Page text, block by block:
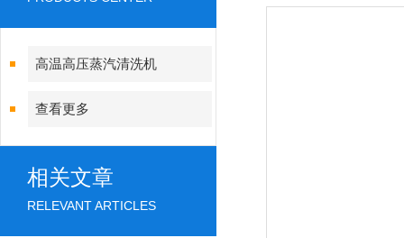
高温高压蒸汽清洗机
查看更多
相关文章
RELEVANT ARTICLES